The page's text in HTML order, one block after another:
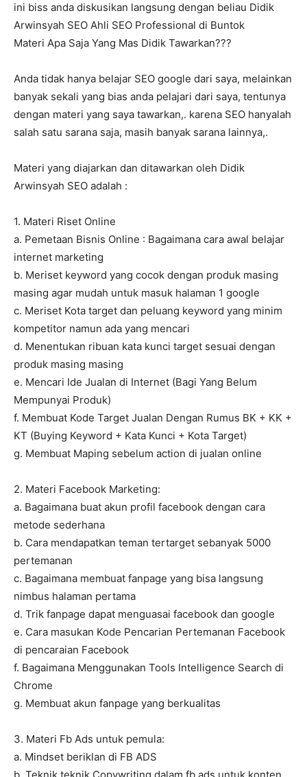
ini biss anda diskusikan langsung dengan beliau Didik
Arwinsyah SEO Ahli SEO Professional di Buntok
Materi Apa Saja Yang Mas Didik Tawarkan???
Anda tidak hanya belajar SEO google dari saya, melainkan
banyak sekali yang bias anda pelajari dari saya, tentunya
dengan materi yang saya tawarkan,. karena SEO hanyalah
salah satu sarana saja, masih banyak sarana lainnya,.
Materi yang diajarkan dan ditawarkan oleh Didik
Arwinsyah SEO adalah :
1. Materi Riset Online
a. Pemetaan Bisnis Online : Bagaimana cara awal belajar
internet marketing
b. Meriset keyword yang cocok dengan produk masing
masing agar mudah untuk masuk halaman 1 google
c. Meriset Kota target dan peluang keyword yang minim
kompetitor namun ada yang mencari
d. Menentukan ribuan kata kunci target sesuai dengan
produk masing masing
e. Mencari Ide Jualan di Internet (Bagi Yang Belum
Mempunyai Produk)
f. Membuat Kode Target Jualan Dengan Rumus BK + KK +
KT (Buying Keyword + Kata Kunci + Kota Target)
g. Membuat Maping sebelum action di jualan online
2. Materi Facebook Marketing:
a. Bagaimana buat akun profil facebook dengan cara
metode sederhana
b. Cara mendapatkan teman tertarget sebanyak 5000
pertemanan
c. Bagaimana membuat fanpage yang bisa langsung
nimbus halaman pertama
d. Trik fanpage dapat menguasai facebook dan google
e. Cara masukan Kode Pencarian Pertemanan Facebook
di pencaraian Facebook
f. Bagaimana Menggunakan Tools Intelligence Search di
Chrome
g. Membuat akun fanpage yang berkualitas
3. Materi Fb Ads untuk pemula:
a. Mindset beriklan di FB ADS